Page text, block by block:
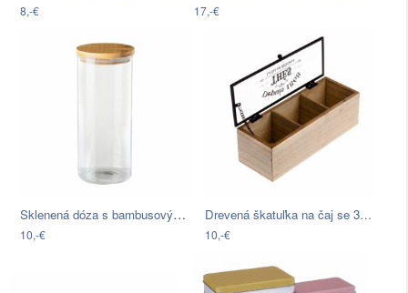
8,-€ 17,-€
Sklenená dóza s bambusovým viečkom…
10,-€
Drevená škatuľka na čaj se 3…
10,-€